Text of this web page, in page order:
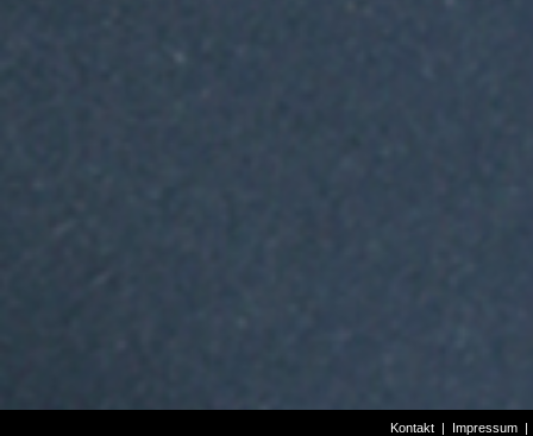
Kontakt | Impressum